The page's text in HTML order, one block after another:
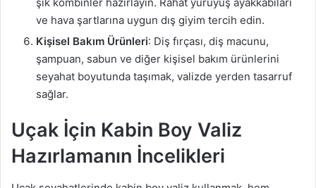
şık kombinler hazırlayın. Rahat yürüyüş ayakkabıları
ve hava şartlarına uygun dış giyim tercih edin.
Kişisel Bakım Ürünleri: Diş fırçası, diş macunu,
şampuan, sabun ve diğer kişisel bakım ürünlerini
seyahat boyutunda taşımak, valizde yerden tasarruf
sağlar.
Uçak İçin Kabin Boy Valiz
Hazırlamanın İncelikleri